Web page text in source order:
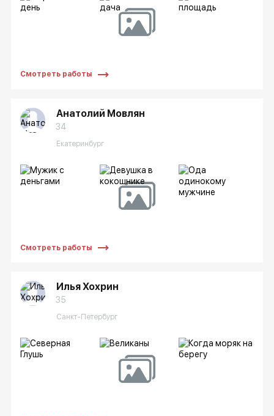
Смотреть работы
Анатолий Мовлян
34
Екатеринбург
Смотреть работы
Илья Хохрин
35
Санкт-Петербург